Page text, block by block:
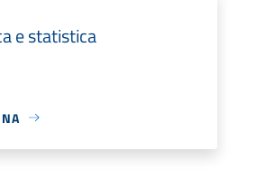
e statistica